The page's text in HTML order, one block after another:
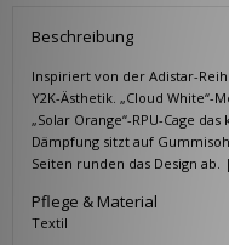
Beschreibung
Inspiriert von der Adistar-
Y2K-Ästhetik. „Cloud
„Solar Orange“-RPU-Cage
Dämpfung sitzt auf
Seiten runden das Design ab.
Pflege & Material
Textil